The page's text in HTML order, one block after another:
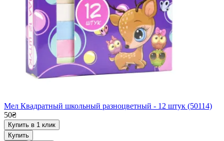
Мел Квадратный школьный разноцветный - 12 штук (50114)
50₴
Купить в 1 клик
Купить